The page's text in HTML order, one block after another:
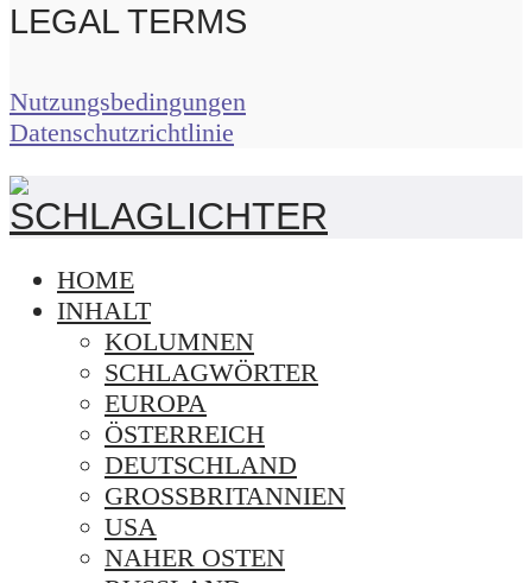
LEGAL TERMS
Nutzungsbedingungen
Datenschutzrichtlinie
HOME
INHALT
KOLUMNEN
SCHLAGWÖRTER
EUROPA
ÖSTERREICH
DEUTSCHLAND
GROSSBRITANNIEN
USA
NAHER OSTEN